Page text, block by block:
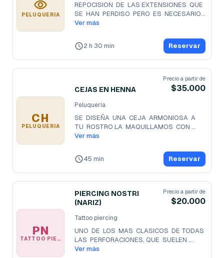
PELUQUERIA
REPOCISION  DE  LAS EXTENSIONES  QUE
SE  HAN  PERDISO  PERO  ES  NECESARIO
...
Ver más
2 h 30 min Reservar
CH
PELUQUERIA
CEJAS EN HENNA
Precio a partir de
$35.000
Peluqueria
SE  DISEÑA  UNA  CEJA  ARMONIOSA  A
TU  ROSTRO LA  MAQUILLAMOS  CON
HENNA  QUE
Ver más
45 min Reservar
PN
TATTOO PIERCING
PIERCING NOSTRI
(NARIZ)
Precio a partir de
$20.000
Tattoo piercing
UNO  DE  LOS  MAS  CLASICOS  DE TODAS
LAS  PERFORACIONES, QUE  SUELEN
HACERCES
Ver más